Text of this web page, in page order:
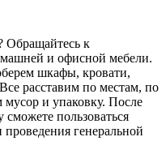
Обращайтесь к
и офисной мебели.
шкафы, кровати,
расставим по местам, по
мусор и упаковку. После
пользоваться
генеральной